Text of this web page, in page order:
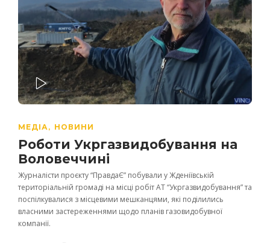
PLAY
МЕДІА , НОВИНИ
Роботи Укргазвидобування на
Воловеччині
Журналісти проєкту “ПравдаЄ” побували у Жденіївській
територіальній громаді на місці робіт АТ “Укргазвидобування” та
поспілкувалися з місцевими мешканцями, які поділились
власними застереженнями щодо планів газовидобувної
компанії.